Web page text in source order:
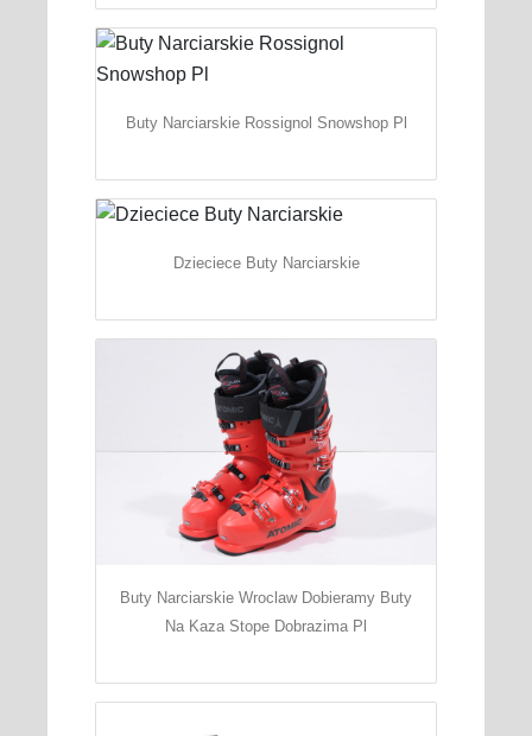
Buty Narciarskie Rossignol Snowshop Pl
Dzieciece Buty Narciarskie
Buty Narciarskie Wroclaw Dobieramy Buty
Na Kaza Stope Dobrazima Pl